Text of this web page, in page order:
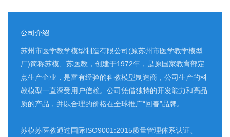
公司介绍
苏州市医学教学模型制造有限公司(原苏州市医学教学模型
厂)简称苏模、苏医教，创建于1972年，是原国家教育部定
点生产企业，是富有经验的科教模型制造商，公司生产的科
教模型一直深受用户信赖。公司凭借独特的开发能力和高品
质的产品，并以合理的价格在全球推广“回春”品牌。
苏模苏医教通过国际ISO9001:2015质量管理体系认证、